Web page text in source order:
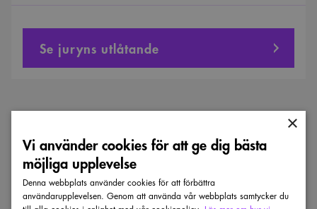
Se juryns utlåtande
Läs mer
Visa alla nyheter
Nu
startar
×
Vi använder cookies för att ge dig bästa
möjliga upplevelse
Denna webbplats använder cookies för att förbättra
användarupplevelsen. Genom att använda vår webbplats samtycker du